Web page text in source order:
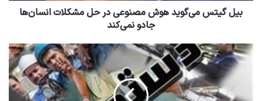
بیل گیتس می‌گوید هوش مصنوعی در حل مشکلات انسان‌ها
جادو نمی‌کند